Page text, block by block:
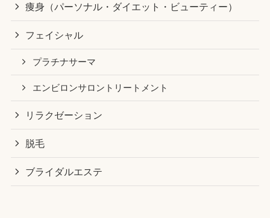
痩身（パーソナル・ダイエット・ビューティー）
フェイシャル
プラチナサーマ
エンビロンサロントリートメント
リラクゼーション
脱毛
ブライダルエステ